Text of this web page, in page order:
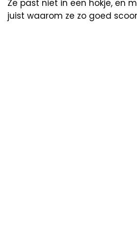
Ze past niet in een hokje, en
juist waarom ze zo goed